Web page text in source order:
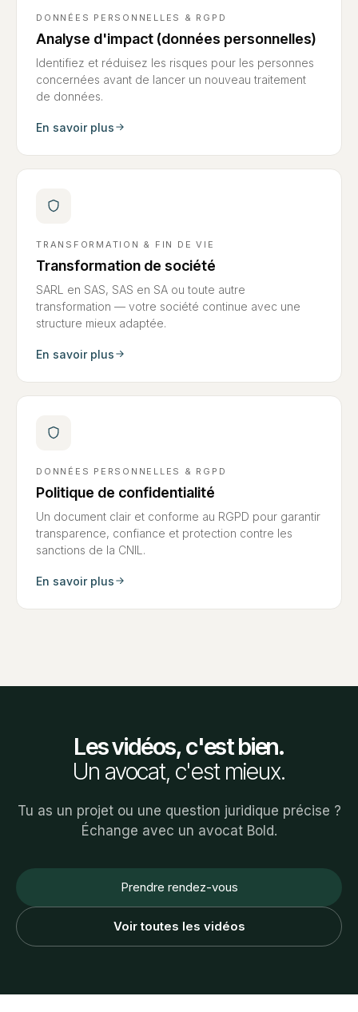
DONNÉES PERSONNELLES & RGPD
Analyse d'impact (données personnelles)
Identifiez et réduisez les risques pour les personnes
concernées avant de lancer un nouveau traitement
de données.
En savoir plus
TRANSFORMATION & FIN DE VIE
Transformation de société
SARL en SAS, SAS en SA ou toute autre
transformation — votre société continue avec une
structure mieux adaptée.
En savoir plus
DONNÉES PERSONNELLES & RGPD
Politique de confidentialité
Un document clair et conforme au RGPD pour garantir
transparence, confiance et protection contre les
sanctions de la CNIL.
En savoir plus
Les vidéos, c'est bien.
Un avocat, c'est mieux.
Tu as un projet ou une question juridique précise ?
Échange avec un avocat Bold.
Prendre rendez-vous
Voir toutes les vidéos